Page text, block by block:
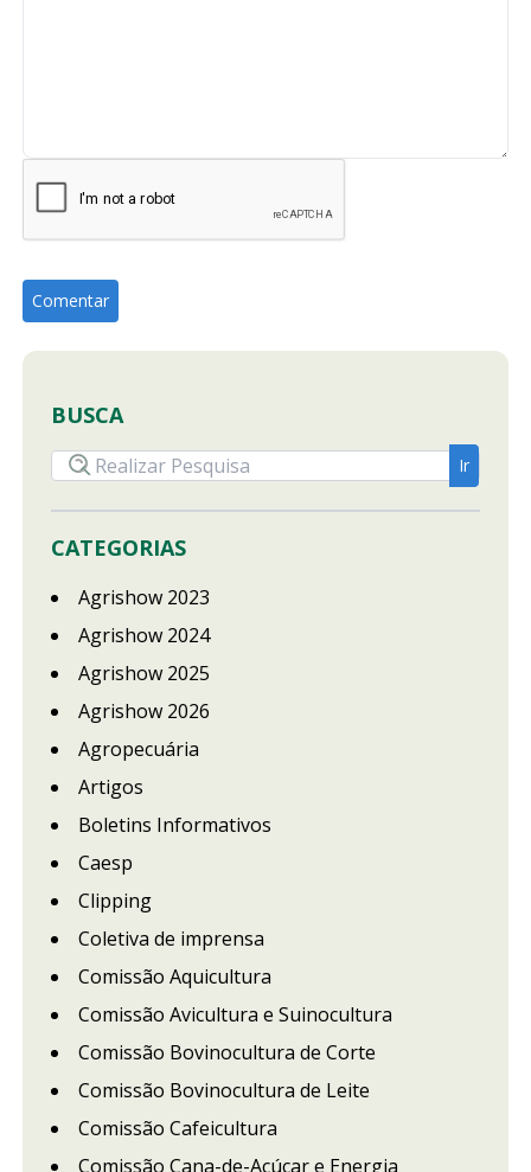
BUSCA
CATEGORIAS
Agrishow 2023
Agrishow 2024
Agrishow 2025
Agrishow 2026
Agropecuária
Artigos
Boletins Informativos
Caesp
Clipping
Coletiva de imprensa
Comissão Aquicultura
Comissão Avicultura e Suinocultura
Comissão Bovinocultura de Corte
Comissão Bovinocultura de Leite
Comissão Cafeicultura
Comissão Cana-de-Açúcar e Energia